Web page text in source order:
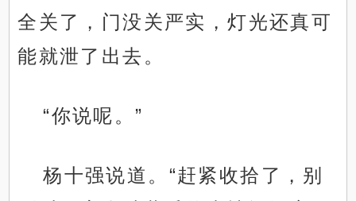
全关了，门没关严实，灯光还真可
能就泄了出去。
“你说呢。”
杨十强说道。“赶紧收拾了，别